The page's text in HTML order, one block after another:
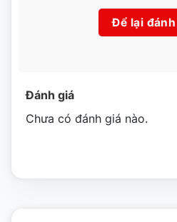
chúng tôi nhập khẩu đều có
nocookie.com/embed/
absolute;top: 0;left: 0;width:
Để lại
Đánh giá
Chưa có đánh giá nào.